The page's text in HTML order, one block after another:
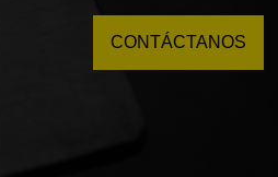
CONTÁCTANOS